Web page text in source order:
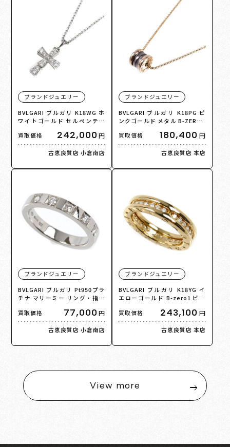
ブランドジュエリー
BVLGARI ブルガリ K18WG ホ
ワイトゴールド セルペンティ
イヤモンド 6.5g 42/45.5/50c
m ユニセックス【中古】【美
買取価格 242,000円
古恵良質店 小倉南店
ブランドジュエリー
BVLGARI ブルガリ K18PG ピ
ンクゴールド メタル B-ZERO1
38/40/42cm レディース【中
古】
買取価格 180,400 円
古恵良質店 本店
ブランドジュエリー
BVLGARI ブルガリ Pt950プラ
チナ マリーミー リング・指輪
レディース【中古】【美品】
買取価格 77,000円
古恵良質店 小倉南店
ブランドジュエリー
BVLGARI ブルガリ K18YG イ
エローゴールド B-zero1 ビー
ング・指輪 ダイヤモンド 13号
53 7.1g レディース【中古】
買取価格 243,100 円
古恵良質店 本店
View more